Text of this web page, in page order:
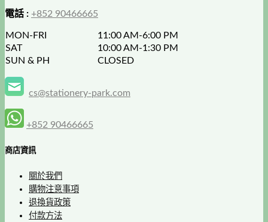
電話 : +852 90466665
MON-FRI
11:00 AM-6:00 PM
SAT
10:00 AM-1:30 PM
SUN & PH
CLOSED
cs@stationery-park.com
+852 90466665
商店資訊
關於我們
購物注意事項
退換貨政策
付款方法